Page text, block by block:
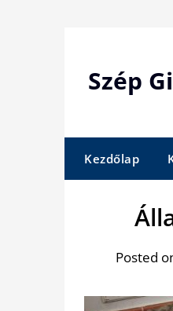
Szép
Kezdőlap
Posted